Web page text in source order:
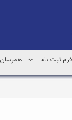
فرم ثبت نام همرسان